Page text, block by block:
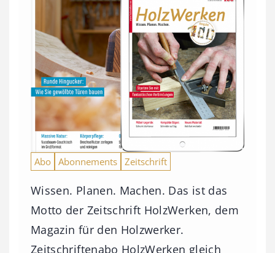
Abo Abonnements Zeitschrift
Wissen. Planen. Machen. Das ist das
Motto der Zeitschrift HolzWerken, dem
Magazin für den Holzwerker.
Zeitschriftenabo HolzWerken gleich